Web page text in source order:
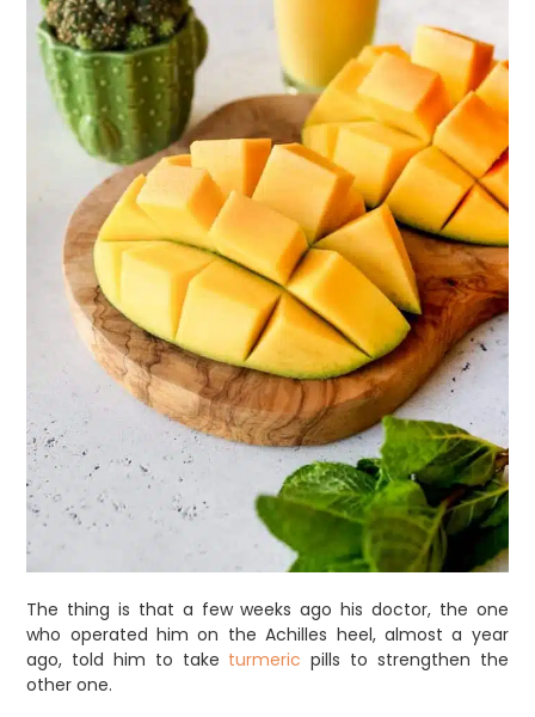
The thing is that a few weeks ago his doctor, the one
who operated him on the Achilles heel, almost a year
ago, told him to take turmeric pills to strengthen the
other one.